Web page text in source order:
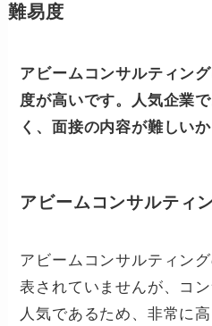
難易度
アビームコンサルティン
度が高いです。人気企業
く、面接の内容が難しい
アビームコンサルティ
アビームコンサルティン
表されていませんが、コ
人気であるため、非常に